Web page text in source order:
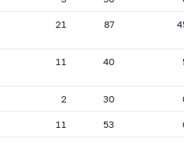
21 87
11 40
2 30
11 53